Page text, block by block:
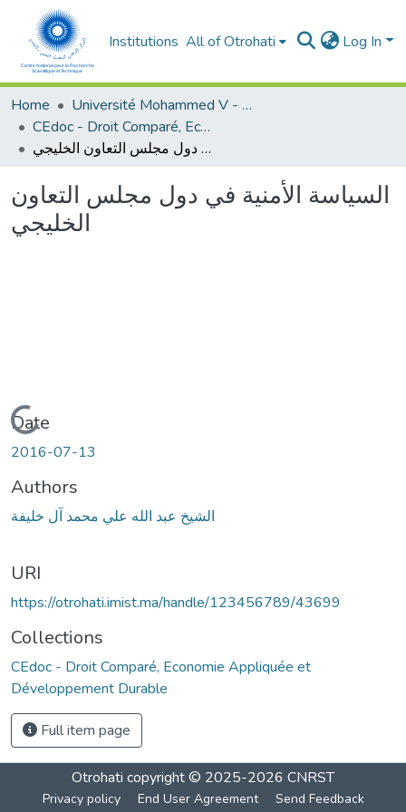
Institutions All of Otrohati Log In
Home
Université Mohammed V - Rabat
CEdoc - Droit Comparé, Economie Appliquée et Développement Durable
السياسة الأمنية في دول مجلس التعاون الخليجي
السياسة الأمنية في دول مجلس التعاون
الخليجي
Loading...
Date
2016-07-13
Authors
الشيخ عبد الله علي محمد آل خليفة
URI
https://otrohati.imist.ma/handle/123456789/43699
Collections
CEdoc - Droit Comparé, Economie Appliquée et
Développement Durable
Full item page
Otrohati copyright © 2025-2026 CNRST
Privacy policy End User Agreement Send Feedback